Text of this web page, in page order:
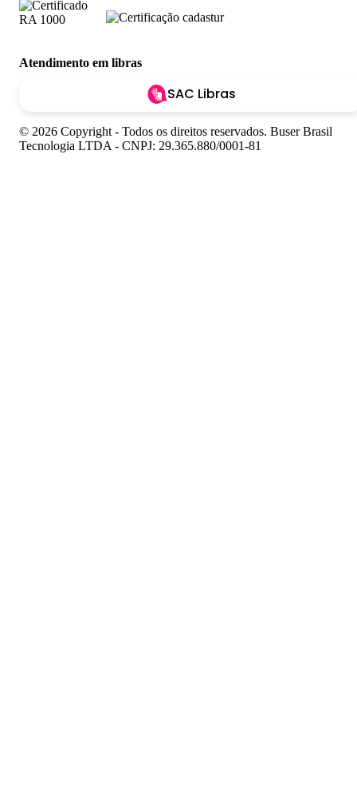
Atendimento em libras
SAC Libras
© 2026 Copyright - Todos os direitos reservados. Buser Brasil
Tecnologia LTDA - CNPJ: 29.365.880/0001-81